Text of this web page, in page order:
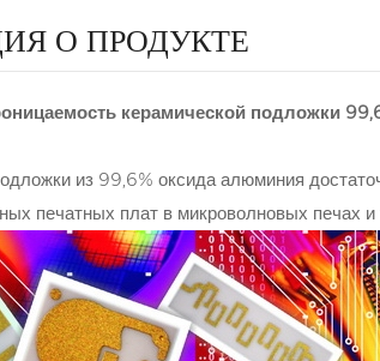
О ПРОДУКТЕ
керамической подложки
из 99,6% оксида алюминия
печатных плат в микроволновых печах и